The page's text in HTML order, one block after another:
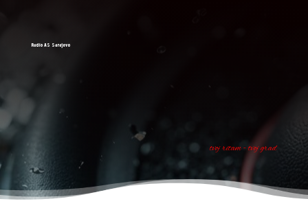
Radio AS Sarajevo
tvoj ritam - tvoj grad